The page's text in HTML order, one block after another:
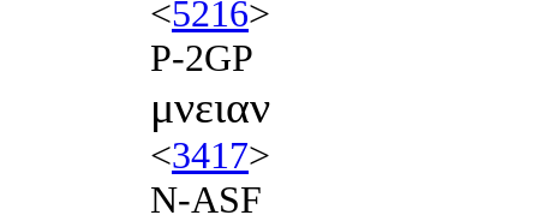
<5216>
P-2GP
μνειαν
<3417>
N-ASF